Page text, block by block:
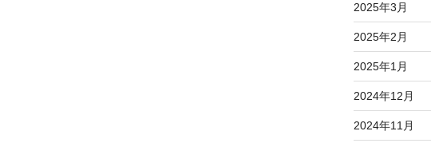
2025年3月
2025年2月
2025年1月
2024年12月
2024年11月